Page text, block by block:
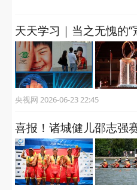
天天学习｜当之无愧的“
央视网 2026-06-23 22:45
喜报！诸城健儿邵志强